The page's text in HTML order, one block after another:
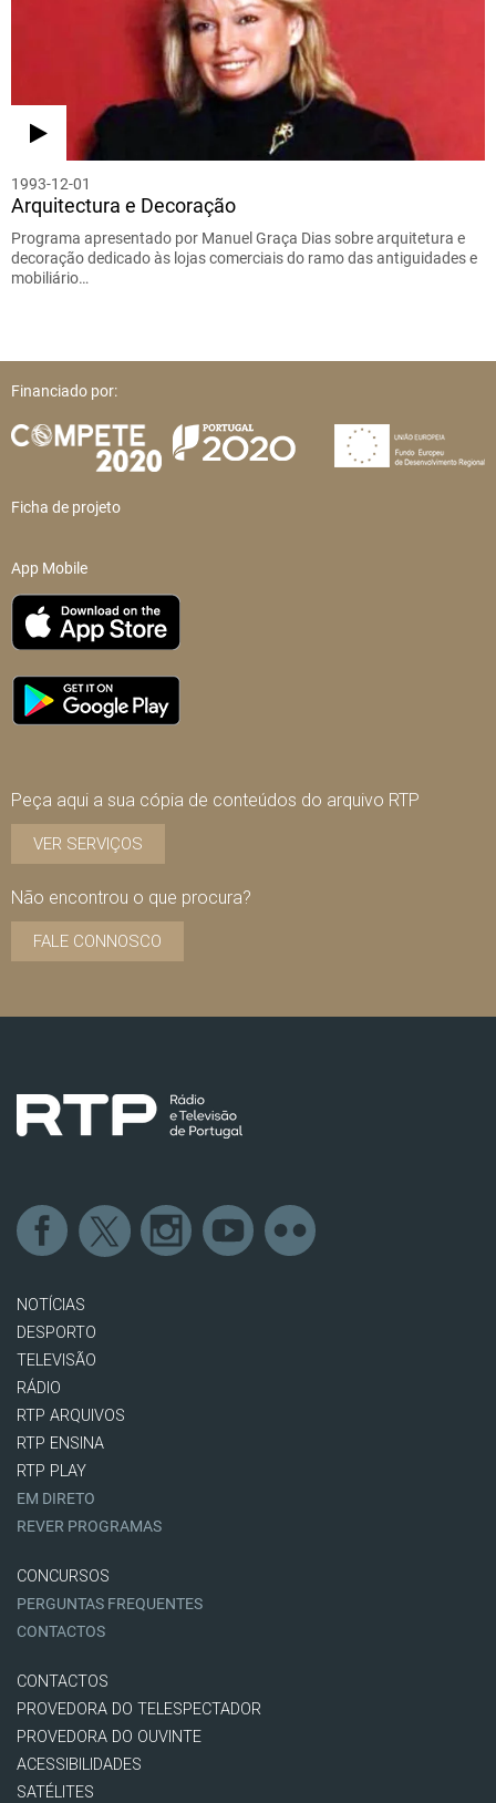
1993-12-01
Arquitectura e Decoração
Programa apresentado por Manuel Graça Dias sobre arquitetura e
decoração dedicado às lojas comerciais do ramo das antiguidades e
mobiliário…
Financiado por:
Ficha de projeto
App Mobile
Peça aqui a sua cópia de conteúdos do arquivo RTP
VER SERVIÇOS
Não encontrou o que procura?
FALE CONNOSCO
NOTÍCIAS
DESPORTO
TELEVISÃO
RÁDIO
RTP ARQUIVOS
RTP ENSINA
RTP PLAY
EM DIRETO
REVER PROGRAMAS
CONCURSOS
PERGUNTAS FREQUENTES
CONTACTOS
CONTACTOS
PROVEDORA DO TELESPECTADOR
PROVEDORA DO OUVINTE
ACESSIBILIDADES
SATÉLITES